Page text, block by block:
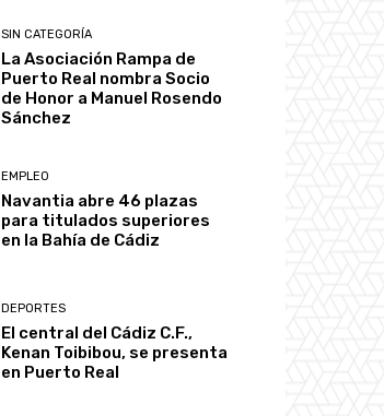
SIN CATEGORÍA
La Asociación Rampa de
Puerto Real nombra Socio
de Honor a Manuel Rosendo
Sánchez
EMPLEO
Navantia abre 46 plazas
para titulados superiores
en la Bahía de Cádiz
DEPORTES
El central del Cádiz C.F.,
Kenan Toibibou, se presenta
en Puerto Real